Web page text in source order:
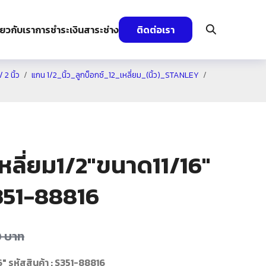
วกับเราการชำระเงินสาระช่าง ติดต่อเรา
2 นิ้ว แกน 1/2_นิ้ว_ลูกบ็อกซ์_12_เหลี่ยม_(นิ้ว)_STANLEY
ยม1/2″ขนาด11/16″
88816
บาท
รหัสสินค้า : S351-88816